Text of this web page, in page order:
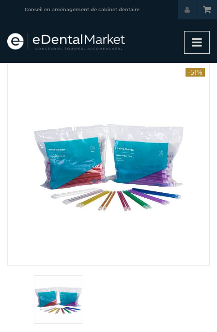
Conseil en aménagement de cabinet dentaire
-51%